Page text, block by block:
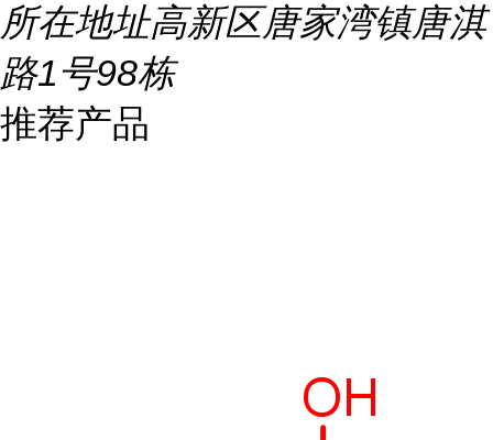
所在地址高新区唐家湾镇唐淇
路1号98栋
推荐产品